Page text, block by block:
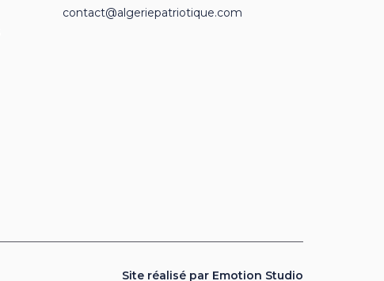
contact@algeriepatriotique.com
Site réalisé par Emotion Studio